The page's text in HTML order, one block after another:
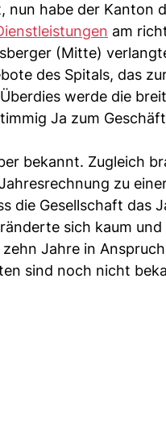
nun habe der Kanton
am
(Mitte)
des Spitals, das
werde die
Ja zum
bekannt. Zugleich
zu
die Gesellschaft das
sich kaum
Jahre in
sind noch nicht